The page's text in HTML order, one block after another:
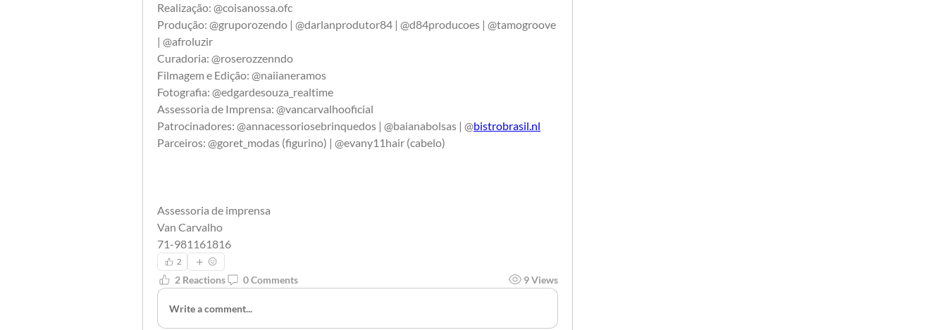
Realização: @coisanossa.ofc
Produção: @gruporozendo | @darlanprodutor84 | @d84producoes | @tamogroove
| @afroluzir
Curadoria: @roserozzenndo
Filmagem e Edição: @naiianeramos
Fotografia: @edgardesouza_realtime
Assessoria de Imprensa: @vancarvalhooficial
Patrocinadores: @annacessoriosebrinquedos | @baianabolsas | @bistrobrasil.nl
Parceiros: @goret_modas (figurino) | @evany11hair (cabelo)
Assessoria de imprensa
Van Carvalho
71-981161816
2
2 Reactions 0 Comments 9 Views
Write a comment...